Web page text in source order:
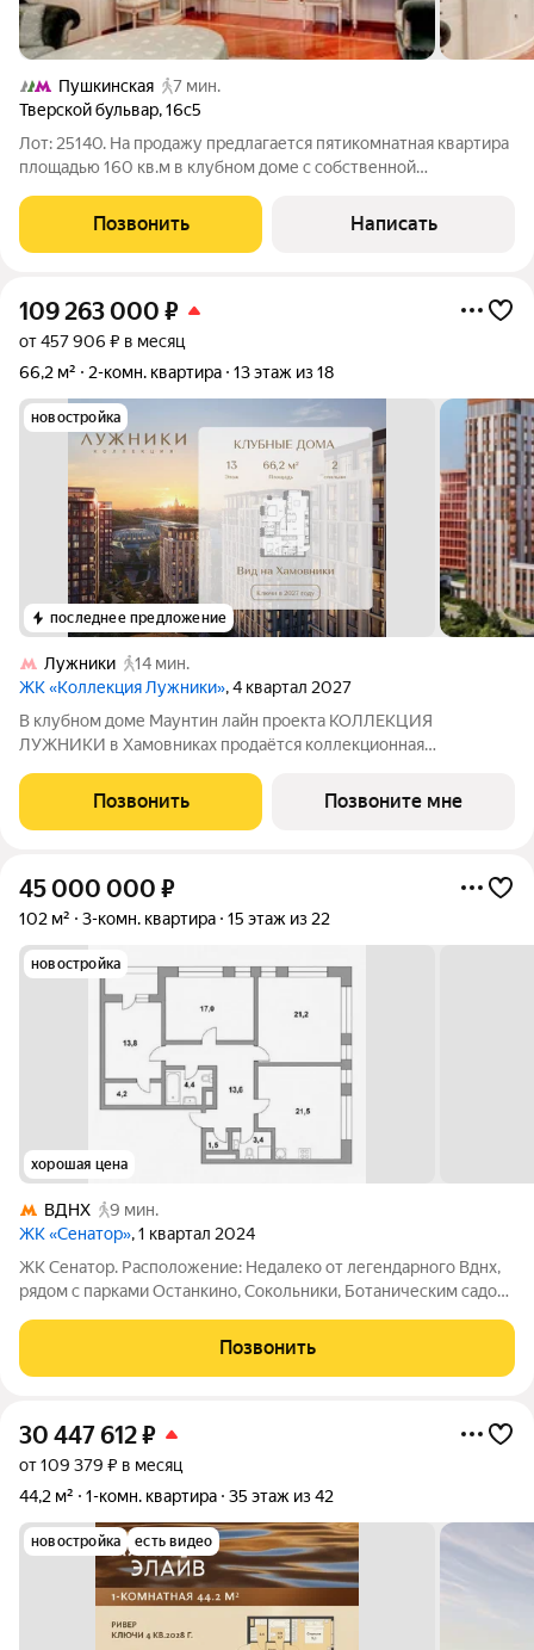
Пушкинская
7 мин.
Тверской бульвар,16с5
Лот: 25140. На продажу предлагается пятикомнатная квартира
площадью 160 кв.м в клубном доме с собственной
планировка представляет собой просторную гостиную, кухню,
три спальни, рабочий кабинет,
Позвонить Написать
109 263 000 ₽
от 457 906 ₽ в месяц
66,2 м²
2-комн. квартира 13 этаж из 18
новостройка
последнее предложение
Лужники
14 мин.
ЖК «Коллекция Лужники», 4 квартал 2027
В клубном доме Маунтин лайн проекта КОЛЛЕКЦИЯ
ЛУЖНИКИ в Хамовниках продаётся коллекционная
отделкой вайт-бокс на 13 этаже. Коллекция двенадцати
клубных домов в частном парке на берегу Москва-реки
Позвонить Позвоните мне
45 000 000 ₽
102 м² 3-комн. квартира 15 этаж из 22
новостройка
хорошая цена
ВДНХ
9 мин.
ЖК «Сенатор», 1 квартал 2024
ЖК Сенатор. Расположение: Недалеко от легендарного Вднх,
рядом с парками Останкино, Сокольники, Ботаническим садом.
метро Вднх 850 м, до центра 10 минут на автомобиле.
Удобный прямой выезд на
Позвонить
30 447 612₽
от 109 379 ₽ в месяц
44,2 м²
1-комн. квартира 35 этаж из 42
новостройка есть видео